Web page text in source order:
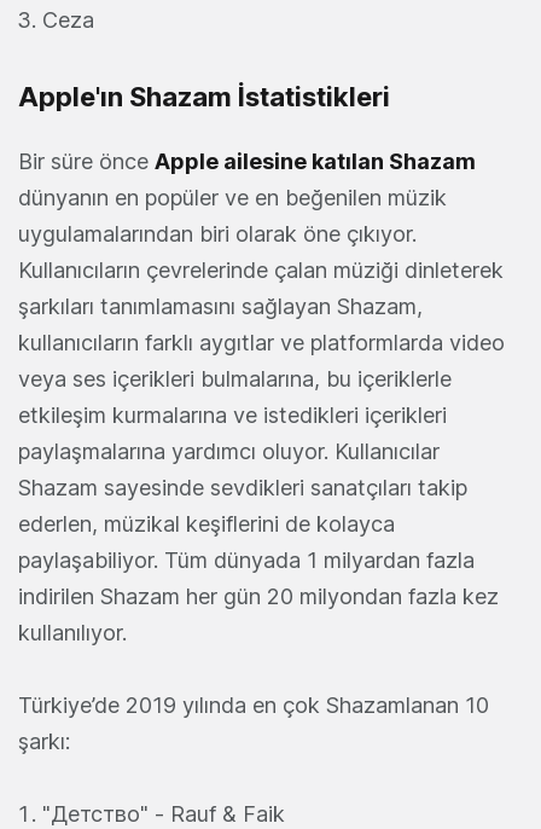
Ceza
Apple'ın Shazam İstatistikleri
Bir süre önce Apple ailesine katılan Shazam
dünyanın en popüler ve en beğenilen müzik
uygulamalarından biri olarak öne çıkıyor.
Kullanıcıların çevrelerinde çalan müziği dinleterek
şarkıları tanımlamasını sağlayan Shazam,
kullanıcıların farklı aygıtlar ve platformlarda video
veya ses içerikleri bulmalarına, bu içeriklerle
etkileşim kurmalarına ve istedikleri içerikleri
paylaşmalarına yardımcı oluyor. Kullanıcılar
Shazam sayesinde sevdikleri sanatçıları takip
ederlen, müzikal keşiflerini de kolayca
paylaşabiliyor. Tüm dünyada 1 milyardan fazla
indirilen Shazam her gün 20 milyondan fazla kez
kullanılıyor.
Türkiye’de 2019 yılında en çok Shazamlanan 10
şarkı:
"Детство" - Rauf & Faik